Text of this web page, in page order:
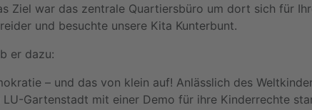
Ziel war das zentrale Quartiersbüro um dort sich für
und besuchte unsere Kita Kunterbunt.
er dazu:
– und das von klein auf! Anlässlich des
LU-Gartenstadt mit einer Demo für ihre Kinderrechte